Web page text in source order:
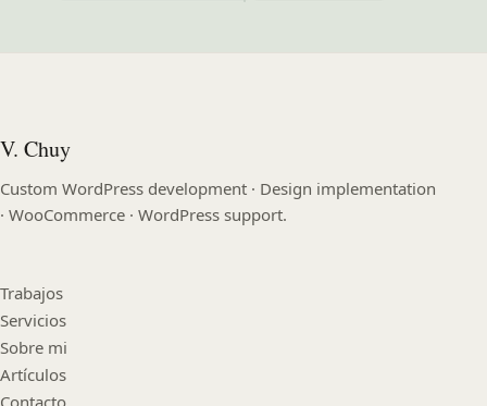
V. Chuy
Custom WordPress development · Design implementation
· WooCommerce · WordPress support.
Trabajos
Servicios
Sobre mi
Artículos
Contacto